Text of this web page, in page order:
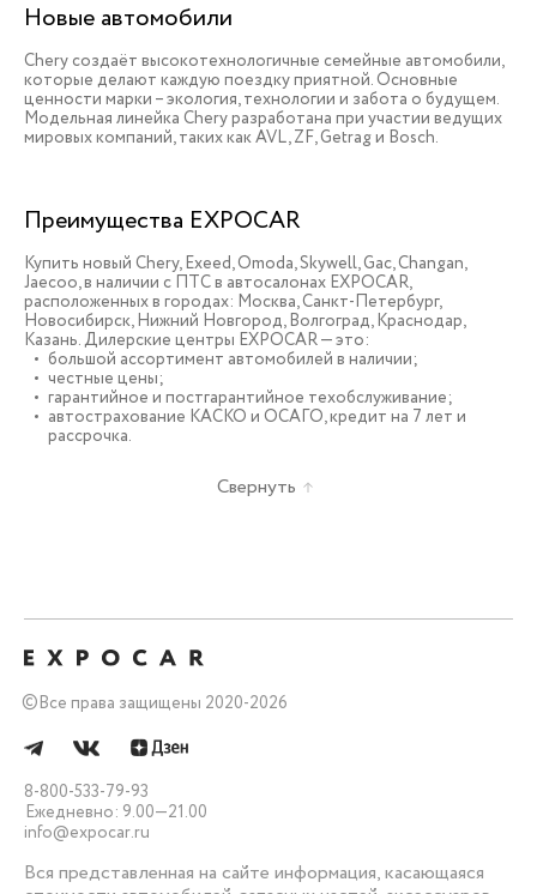
Новые автомобили
Chery создаёт высокотехнологичные семейные автомобили,
которые делают каждую поездку приятной. Основные
ценности марки – экология, технологии и забота о будущем.
Модельная линейка Chery разработана при участии ведущих
мировых компаний, таких как AVL, ZF, Getrag и Bosch.
Преимущества EXPOCAR
Купить новый Chery, Exeed, Omoda, Skywell, Gac, Changan,
Jaecoo, в наличии c ПТС в автосалонах EXPOCAR,
расположенных в городах: Москва, Санкт-Петербург,
Новосибирск, Нижний Новгород, Волгоград, Краснодар,
Казань. Дилерские центры EXPOCAR — это:
большой ассортимент автомобилей в наличии;
честные цены;
гарантийное и постгарантийное техобслуживание;
автострахование КАСКО и ОСАГО, кредит на 7 лет и
рассрочка.
Свернуть
©Все права защищены 2020-2026
8-800-533-79-93
Ежедневно: 9.00—21.00
info@expocar.ru
Вся представленная на сайте информация, касающаяся